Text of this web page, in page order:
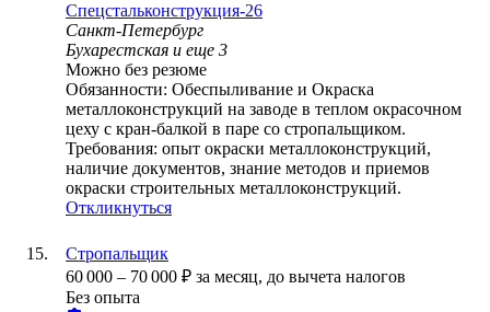
Спецстальконструкция-26
Санкт-Петербург
Бухарестская и еще 3
Можно без резюме
Обязанности: Обеспыливание и Окраска
металлоконструкций на заводе в теплом окрасочном
цеху с кран-балкой в паре со стропальщиком.
Требования: опыт окраски металлоконструкций,
наличие документов, знание методов и приемов
окраски строительных металлоконструкций.
Откликнуться
Стропальщик
60 000 – 70 000 ₽ за месяц, до вычета налогов
Без опыта